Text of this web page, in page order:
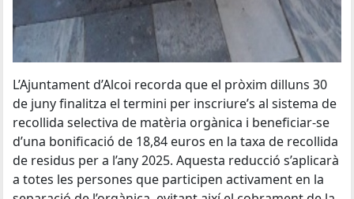
L’Ajuntament d’Alcoi recorda que el pròxim dilluns 30
de juny finalitza el termini per inscriure’s al sistema de
recollida selectiva de matèria orgànica i beneficiar-se
d’una bonificació de 18,84 euros en la taxa de recollida
de residus per a l’any 2025. Aquesta reducció s’aplicarà
a totes les persones que participen activament en la